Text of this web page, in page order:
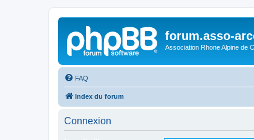
forum.asso-
Association Rhone Alpine de
FAQ
Index du forum
Connexion